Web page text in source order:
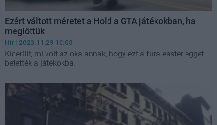
Ezért váltott méretet a Hold a GTA játékokban, ha
meglőttük
Hír | 2023.11.29 10:03
Kiderült, mi volt az oka annak, hogy ezt a fura easter egget
betették a játékokba.